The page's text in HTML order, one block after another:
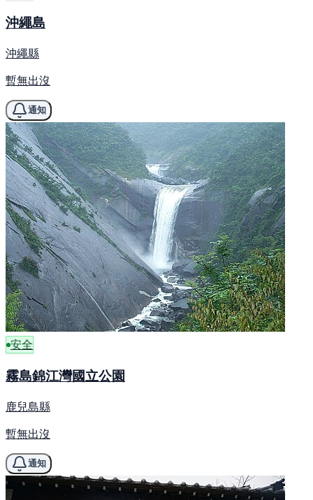
沖繩島
沖繩縣
暫無出沒
通知
安全
霧島錦江灣國立公園
鹿兒島縣
暫無出沒
通知